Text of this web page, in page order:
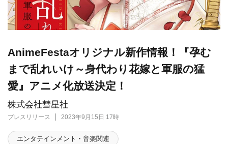
株式会社彗星社
プレスリリース 2023年9月15日 17時
AnimeFestaオリジナル新作情報！『孕む
まで乱れいけ～身代わり花嫁と軍服の猛
愛』アニメ化放送決定！
エンタテインメント・音楽関連